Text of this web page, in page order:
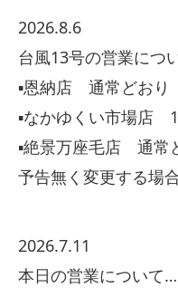
2026.8.6
台風13号の営業につ
▪️恩納店 通常どおり
▪️なかゆくい市場店
▪️絶景万座毛店 通常
予告無く変更する場
2026.7.11
本日の営業について…